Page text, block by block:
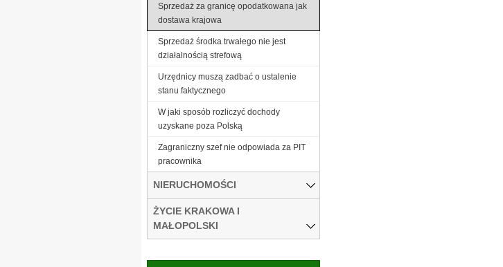
Sprzedaż za granicę opodatkowana jak
dostawa krajowa
Sprzedaż środka trwałego nie jest
działalnością strefową
Urzędnicy muszą zadbać o ustalenie
stanu faktycznego
W jaki sposób rozliczyć dochody
uzyskane poza Polską
Zagraniczny szef nie odpowiada za PIT
pracownika
NIERUCHOMOŚCI
ŻYCIE KRAKOWA I
MAŁOPOLSKI